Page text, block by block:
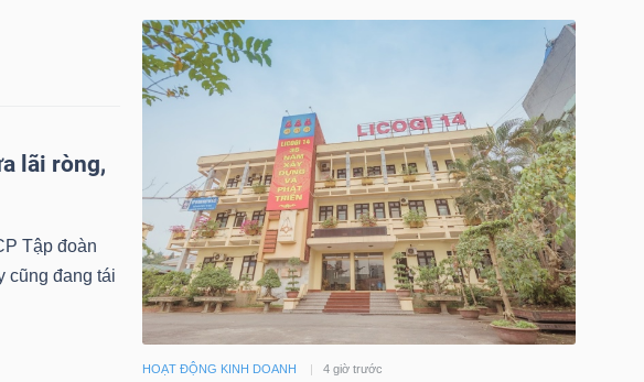
lãi ròng,
Tập đoàn
cũng đang tái
HOẠT ĐỘNG KINH DOANH 4 giờ trước